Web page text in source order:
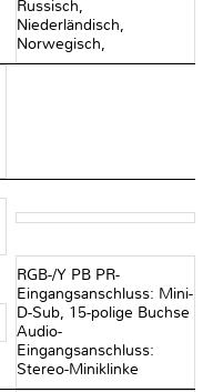
Russisch,
Niederländisch,
Norwegisch,
RGB-/Y PB PR-
Eingangsanschluss: Mini-
D-Sub, 15-polige Buchse
Audio-
Eingangsanschluss:
Stereo-Miniklinke